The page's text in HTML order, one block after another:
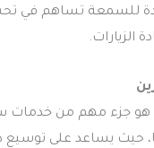
للسمعة تساهم في
الزيارات.
هو جزء مهم من خدمات
حيث يساعد على توسيع